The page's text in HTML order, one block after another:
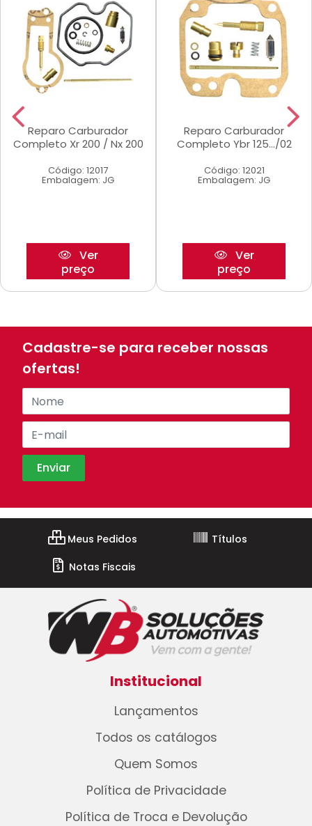
Reparo Carburador
Completo Xr 200 / Nx 200
Código: 12017
Embalagem: JG
Ver
preço
Reparo Carburador
Completo Ybr 125.../02
Código: 12021
Embalagem: JG
Ver
preço
Cadastre-se para receber nossas
ofertas!
Meus Pedidos
Títulos
Notas Fiscais
Institucional
Lançamentos
Todos os catálogos
Quem Somos
Política de Privacidade
Política de Troca e Devolução